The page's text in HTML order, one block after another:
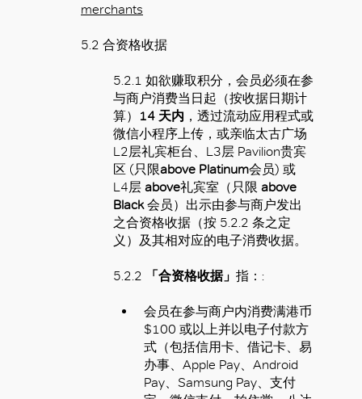
merchants
5.2 合资格收据
5.2.1 如欲赚取积分，会员必须在参
与商户消费当日起（按收据日期计
算）
14 天内 ，透过流动应用程式或
微信小程序上传，或亲临太古广场
L2层礼宾柜台、L3层 Pavilion贵宾
区 (只限above Platinum会员) 或
L4层 above礼宾室（只限 above
Black会员）出示由参与商户发出
之合资格收据（按 5.2.2 条之定
义）及其相对应的电子消费收据。
5.2.2 「合资格收据」 指：:
会员在参与商户内消费满港币
$100 或以上并以电子付款方
式（包括信用卡、借记卡、易
办事、Apple Pay、Android
Pay、Samsung Pay、支付